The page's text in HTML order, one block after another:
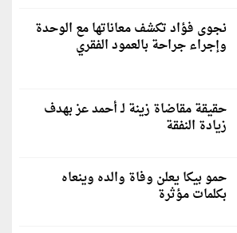
نجوى فؤاد تكشف معاناتها مع الوحدة
وإجراء جراحة بالعمود الفقري
حقيقة مقاضاة زينة لـ أحمد عز بهدف
زيادة النفقة
حمو بيكا يعلن وفاة والده وينعاه
بكلمات مؤثرة